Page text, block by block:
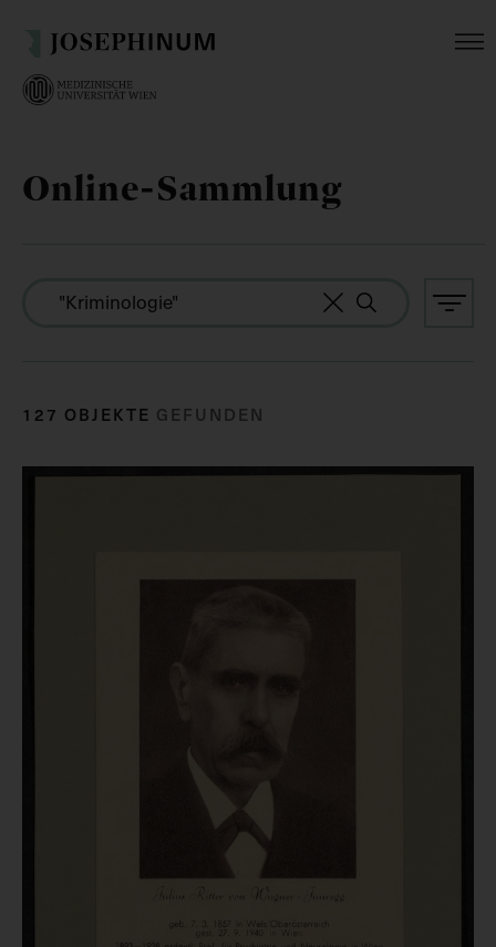
Online-Sammlung
127 OBJEKTE GEFUNDEN